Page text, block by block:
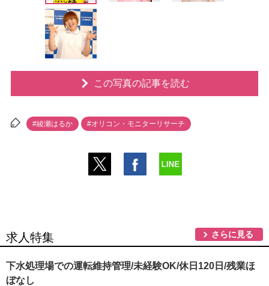
この写真の記事を読む
#綾瀬はるか #オリコン・モニターリサーチ
求人特集 さらに見る
下水処理場での運転維持管理/未経験OK/休日120日/残業ほ
ぼなし